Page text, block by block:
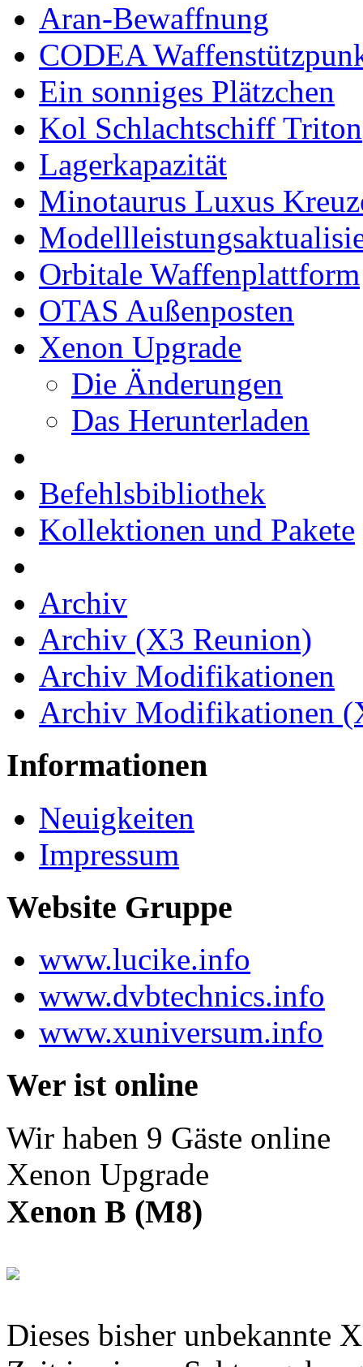
Aran-Bewaffnung
CODEA
Ein sonniges Plätzchen
Kol Schlachtschiff Triton
Lagerkapazität
Minotaurus Luxus
Orbitale Waffenplattform
OTAS Außenposten
Xenon Upgrade
Die Änderungen
Das Herunterladen
Befehlsbibliothek
Kollektionen und Pakete
Archiv
Archiv (X3 Reunion)
Archiv Modifikationen
Archiv Modifikationen
Informationen
Neuigkeiten
Impressum
Website Gruppe
www.lucike.info
www.dvbtechnics.info
www.xuniversum.info
Wer ist online
Wir haben 9 Gäste online
Xenon Upgrade
Xenon B (M8)
Dieses bisher unbekannte